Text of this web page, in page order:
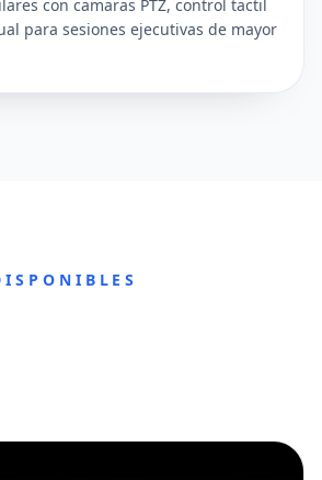
con camaras PTZ, control tactil
para sesiones ejecutivas de mayor